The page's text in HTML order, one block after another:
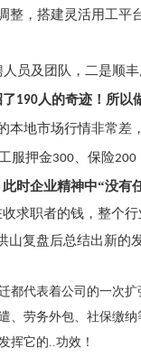
，搭建灵活用工平
员及团队，二是顺
190 人的奇迹！所以
本地市场行情非常差
工服押金300 、保险200
此时企业精神中“没有
求职者的钱，整个
复盘后总结出新的
代表着公司的一次
劳务外包、社保缴
挥它的..功效！